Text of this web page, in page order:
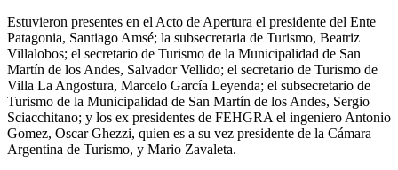
Estuvieron presentes en el Acto de Apertura el presidente del Ente
Patagonia, Santiago Amsé; la subsecretaria de Turismo, Beatriz
Villalobos; el secretario de Turismo de la Municipalidad de San
Martín de los Andes, Salvador Vellido; el secretario de Turismo de
Villa La Angostura, Marcelo García Leyenda; el subsecretario de
Turismo de la Municipalidad de San Martín de los Andes, Sergio
Sciacchitano; y los ex presidentes de FEHGRA el ingeniero Antonio
Gomez, Oscar Ghezzi, quien es a su vez presidente de la Cámara
Argentina de Turismo, y Mario Zavaleta.